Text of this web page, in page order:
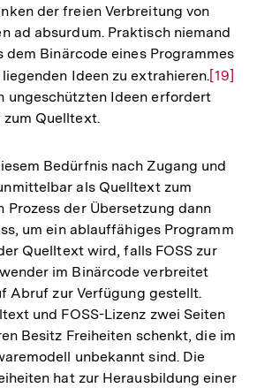
der freien Verbreitung von
ad absurdum. Praktisch niemand
dem Binärcode eines Programmes
Ideen zu extrahieren.Zur
[19]
ungeschützten Ideen erfordert
Quelltext.
Bedürfnis nach Zugang und
als Quelltext zum
Prozess der Übersetzung dann
um ein ablauffähiges Programm
Quelltext wird, falls FOSS zur
im Binärcode verbreitet
Abruf zur Verfügung gestellt.
und FOSS-Lizenz zwei Seiten
Besitz Freiheiten schenkt, die im
unbekannt sind. Die
hat zur Herausbildung einer